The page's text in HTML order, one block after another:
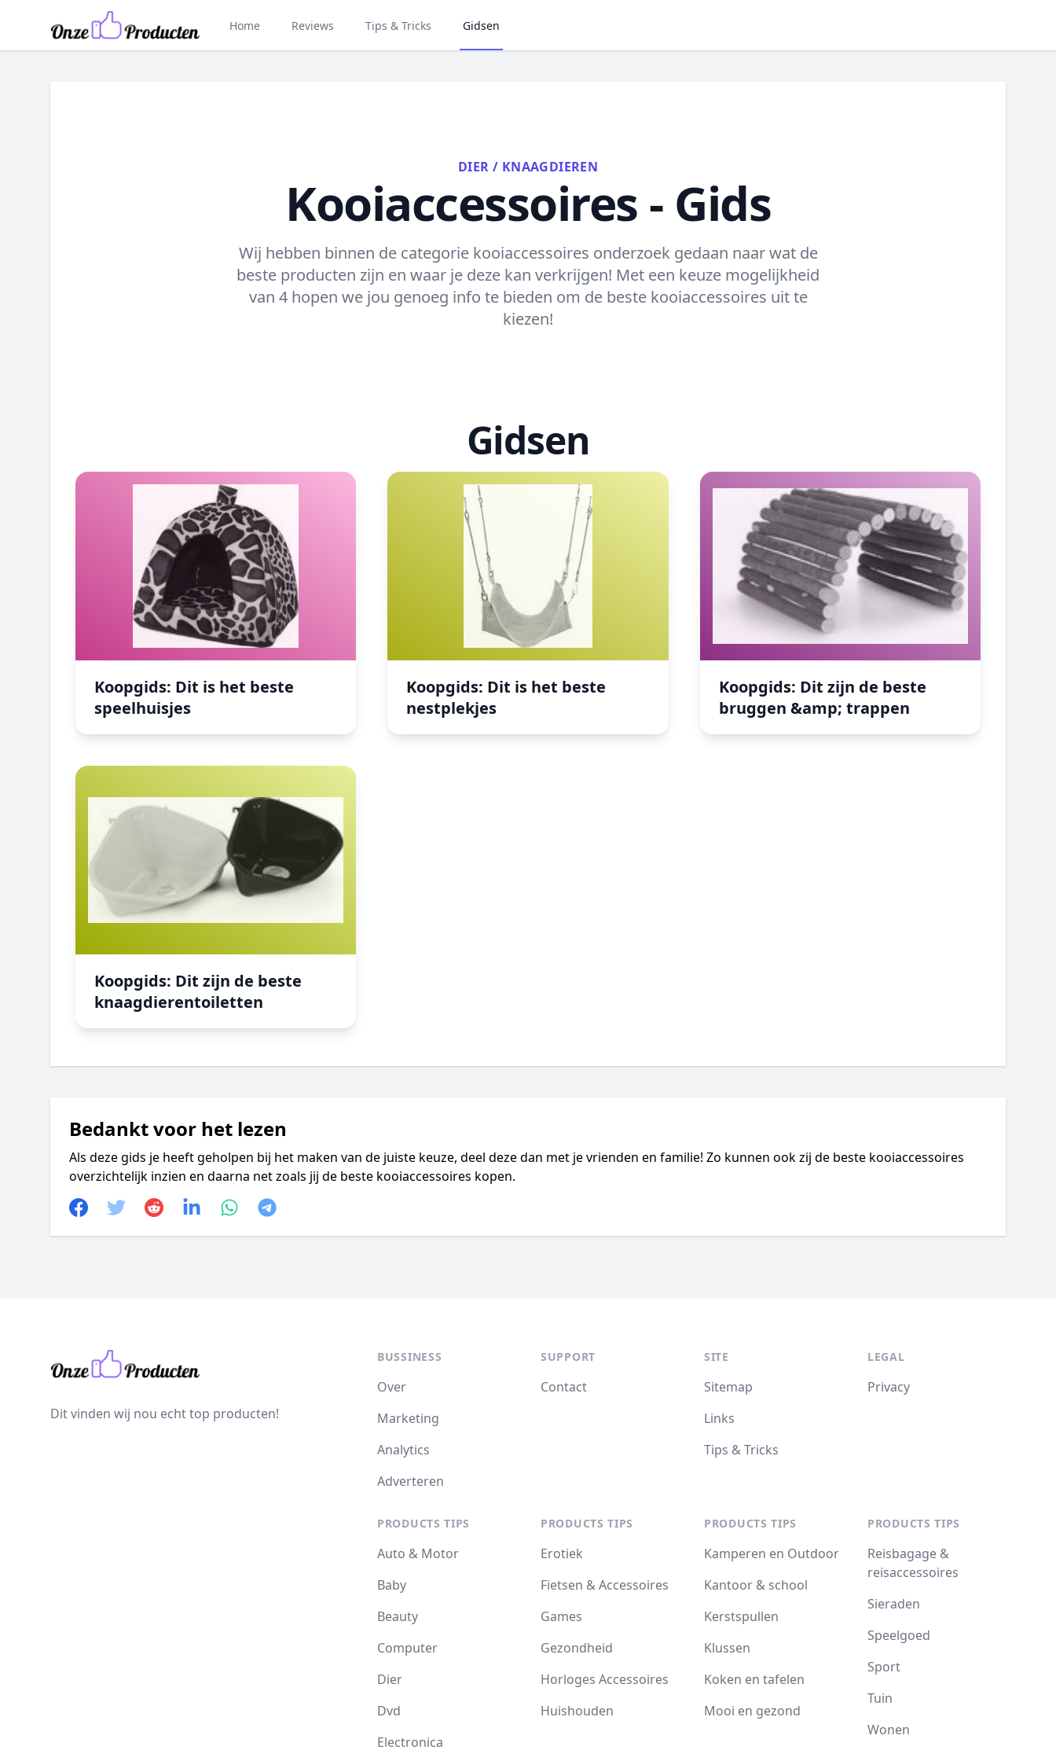
Home Reviews Tips & Tricks Gidsen
DIER / KNAAGDIEREN
Kooiaccessoires - Gids
Wij hebben binnen de categorie kooiaccessoires onderzoek gedaan naar wat de
beste producten zijn en waar je deze kan verkrijgen! Met een keuze mogelijkheid
van 4 hopen we jou genoeg info te bieden om de beste kooiaccessoires uit te
kiezen!
Gidsen
Toplijsten
Koopgids: Dit is het beste
speelhuisjes
Koopgids: Dit is het beste
nestplekjes
Koopgids: Dit zijn de beste
bruggen &amp; trappen
Koopgids: Dit zijn de beste
knaagdierentoiletten
Bedankt voor het lezen
Als deze gids je heeft geholpen bij het maken van de juiste keuze, deel deze dan met je vrienden en familie! Zo kunnen ook zij de beste kooiaccessoires
overzichtelijk inzien en daarna net zoals jij de beste kooiaccessoires kopen.
Facebook
TwitterRedditlinkedinwhatsapp
telegram
Dit vinden wij nou echt top producten!
BUSSINESS
Over
Marketing
Analytics
Adverteren
SUPPORT
Contact
SITE
Sitemap
Links
Tips & Tricks
LEGAL
Privacy
PRODUCTS TIPS
Auto & Motor
Baby
Beauty
Computer
Dier
Dvd
Electronica
PRODUCTS TIPS
Erotiek
Fietsen & Accessoires
Games
Gezondheid
Horloges Accessoires
Huishouden
PRODUCTS TIPS
Kamperen en Outdoor
Kantoor & school
Kerstspullen
Klussen
Koken en tafelen
Mooi en gezond
PRODUCTS TIPS
Reisbagage &
reisaccessoires
Sieraden
Speelgoed
Sport
Tuin
Wonen